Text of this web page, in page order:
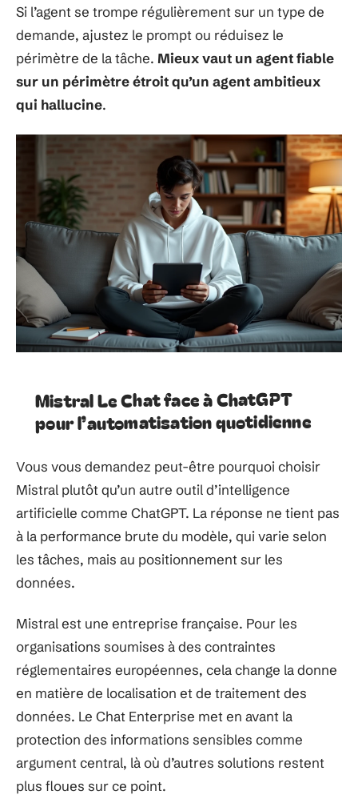
Si l’agent se trompe régulièrement sur un type de
demande, ajustez le prompt ou réduisez le
périmètre de la tâche. Mieux vaut un agent fiable
sur un périmètre étroit qu’un agent ambitieux
qui hallucine.
Mistral Le Chat face à ChatGPT
pour l’automatisation quotidienne
Vous vous demandez peut-être pourquoi choisir
Mistral plutôt qu’un autre outil d’intelligence
artificielle comme ChatGPT. La réponse ne tient pas
à la performance brute du modèle, qui varie selon
les tâches, mais au positionnement sur les
données.
Mistral est une entreprise française. Pour les
organisations soumises à des contraintes
réglementaires européennes, cela change la donne
en matière de localisation et de traitement des
données. Le Chat Enterprise met en avant la
protection des informations sensibles comme
argument central, là où d’autres solutions restent
plus floues sur ce point.